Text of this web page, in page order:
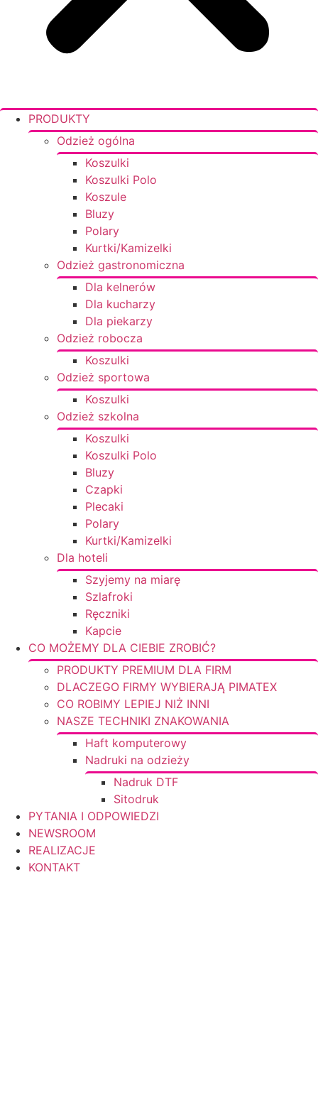
PRODUKTY
Odzież ogólna
Koszulki
Koszulki Polo
Koszule
Bluzy
Polary
Kurtki/Kamizelki
Odzież gastronomiczna
Dla kelnerów
Dla kucharzy
Dla piekarzy
Odzież robocza
Koszulki
Odzież sportowa
Koszulki
Odzież szkolna
Koszulki
Koszulki Polo
Bluzy
Czapki
Plecaki
Polary
Kurtki/Kamizelki
Dla hoteli
Szyjemy na miarę
Szlafroki
Ręczniki
Kapcie
CO MOŻEMY DLA CIEBIE ZROBIĆ?
PRODUKTY PREMIUM DLA FIRM
DLACZEGO FIRMY WYBIERAJĄ PIMATEX
CO ROBIMY LEPIEJ NIŻ INNI
NASZE TECHNIKI ZNAKOWANIA
Haft komputerowy
Nadruki na odzieży
Nadruk DTF
Sitodruk
PYTANIA I ODPOWIEDZI
NEWSROOM
REALIZACJE
KONTAKT